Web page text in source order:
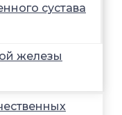
сустава
железы